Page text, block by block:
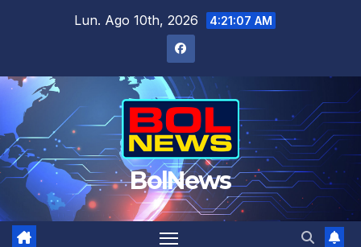
Lun. Ago 10th, 2026 4:21:07 AM
BolNews